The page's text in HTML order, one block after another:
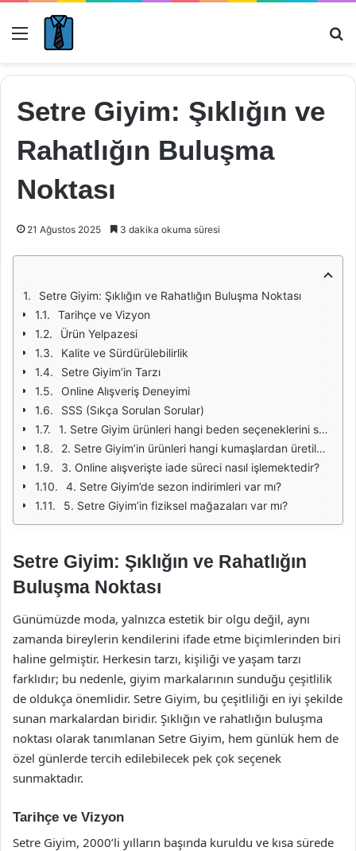
Menü
Setre Giyim: Şıklığın ve
Rahatlığın Buluşma
Noktası
21 Ağustos 2025 3 dakika okuma süresi
Setre Giyim: Şıklığın ve Rahatlığın Buluşma Noktası
Tarihçe ve Vizyon
Ürün Yelpazesi
Kalite ve Sürdürülebilirlik
Setre Giyim’in Tarzı
Online Alışveriş Deneyimi
SSS (Sıkça Sorulan Sorular)
1. Setre Giyim ürünleri hangi beden seçeneklerini sunmaktadır?
2. Setre Giyim’in ürünleri hangi kumaşlardan üretilmektedir?
3. Online alışverişte iade süreci nasıl işlemektedir?
4. Setre Giyim’de sezon indirimleri var mı?
5. Setre Giyim’in fiziksel mağazaları var mı?
Setre Giyim: Şıklığın ve Rahatlığın
Buluşma Noktası
Günümüzde moda, yalnızca estetik bir olgu değil, aynı
zamanda bireylerin kendilerini ifade etme biçimlerinden biri
haline gelmiştir. Herkesin tarzı, kişiliği ve yaşam tarzı
farklıdır; bu nedenle, giyim markalarının sunduğu çeşitlilik
de oldukça önemlidir. Setre Giyim, bu çeşitliliği en iyi şekilde
sunan markalardan biridir. Şıklığın ve rahatlığın buluşma
noktası olarak tanımlanan Setre Giyim, hem günlük hem de
özel günlerde tercih edilebilecek pek çok seçenek
sunmaktadır.
Tarihçe ve Vizyon
Setre Giyim, 2000’li yılların başında kuruldu ve kısa sürede